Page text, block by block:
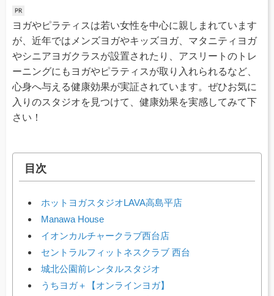
ヨガやピラティスは若い女性を中心に親しまれています
が、近年ではメンズヨガやキッズヨガ、マタニティヨガ
やシニアヨガクラスが設置されたり、アスリートのトレ
ーニングにもヨガやピラティスが取り入れられるなど、
心身へ与える健康効果が実証されています。ぜひお気に
入りのスタジオを見つけて、健康効果を実感してみて下
さい！
目次
ホットヨガスタジオLAVA高島平店
Manawa House
イオンカルチャークラブ西台店
セントラルフィットネスクラブ 西台
城北公園前レンタルスタジオ
うちヨガ＋【オンラインヨガ】